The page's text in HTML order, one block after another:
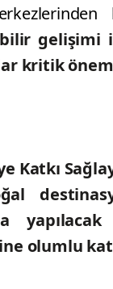
gelişimi
kritik
Katkı
olumlu